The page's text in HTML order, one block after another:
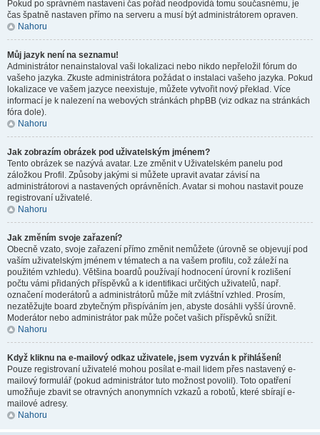
Pokud po správném nastavení čas pořád neodpovídá tomu současnému, je
čas špatně nastaven přímo na serveru a musí být administrátorem opraven.
Nahoru
Můj jazyk není na seznamu!
Administrátor nenainstaloval vaši lokalizaci nebo nikdo nepřeložil fórum do
vašeho jazyka. Zkuste administrátora požádat o instalaci vašeho jazyka. Pokud
lokalizace ve vašem jazyce neexistuje, můžete vytvořit nový překlad. Více
informací je k nalezení na webových stránkách phpBB (viz odkaz na stránkách
fóra dole).
Nahoru
Jak zobrazím obrázek pod uživatelským jménem?
Tento obrázek se nazývá avatar. Lze změnit v Uživatelském panelu pod
záložkou Profil. Způsoby jakými si můžete upravit avatar závisí na
administrátorovi a nastavených oprávněních. Avatar si mohou nastavit pouze
registrovaní uživatelé.
Nahoru
Jak změním svoje zařazení?
Obecně vzato, svoje zařazení přímo změnit nemůžete (úrovně se objevují pod
vaším uživatelským jménem v tématech a na vašem profilu, což záleží na
použitém vzhledu). Většina boardů používají hodnocení úrovní k rozlišení
počtu vámi přidaných příspěvků a k identifikaci určitých uživatelů, např.
označení moderátorů a administrátorů může mít zvláštní vzhled. Prosím,
nezatěžujte board zbytečným přispíváním jen, abyste dosáhli vyšší úrovně.
Moderátor nebo administrátor pak může počet vašich příspěvků snížit.
Nahoru
Když kliknu na e-mailový odkaz uživatele, jsem vyzván k přihlášení!
Pouze registrovaní uživatelé mohou posílat e-mail lidem přes nastavený e-
mailový formulář (pokud administrátor tuto možnost povolil). Toto opatření
umožňuje zbavit se otravných anonymních vzkazů a robotů, které sbírají e-
mailové adresy.
Nahoru